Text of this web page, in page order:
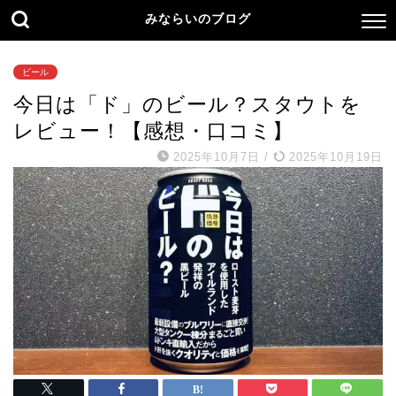
みならいのブログ
ビール
今日は「ド」のビール？スタウトを
レビュー！【感想・口コミ】
2025年10月7日 / 2025年10月19日